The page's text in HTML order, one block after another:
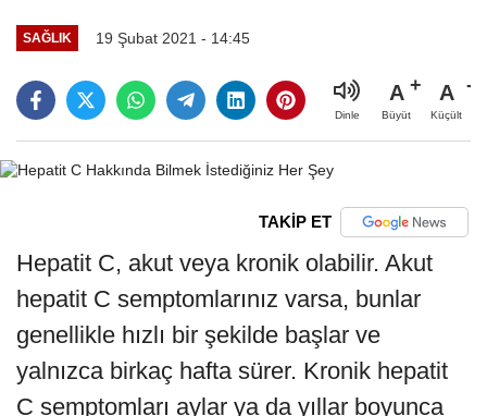
SAĞLIK 19 Şubat 2021 - 14:45
Dinle
A
Büyüt
A
Küçült
TAKİP ET
Hepatit C, akut veya kronik olabilir. Akut
hepatit C semptomlarınız varsa, bunlar
genellikle hızlı bir şekilde başlar ve
yalnızca birkaç hafta sürer. Kronik hepatit
C semptomları aylar ya da yıllar boyunca